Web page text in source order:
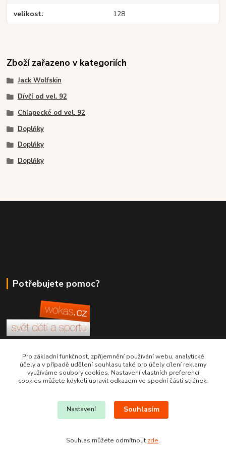
velikost 128
Zboží zařazeno v kategoriích
Jack Wolfskin
Dívčí od vel. 92
Chlapecké od vel. 92
Doplňky
Doplňky
Doplňky
Potřebujete pomoc?
+420 380 830 198
wokas.online@yahoo.cz
Pro základní funkčnost, zpříjemnění používání webu, analytické
účely a v případě udělení souhlasu také pro účely cílení reklamy
využíváme soubory cookies. Nastavení vlastních preferencí
cookies můžete kdykoli upravit odkazem ve spodní části stránek.
Nastavení Souhlasím
Souhlas můžete odmítnout zde.